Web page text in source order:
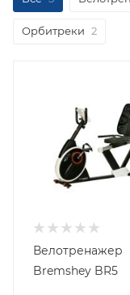
Орбитреки 2
Велотренажер
Bremshey BR5